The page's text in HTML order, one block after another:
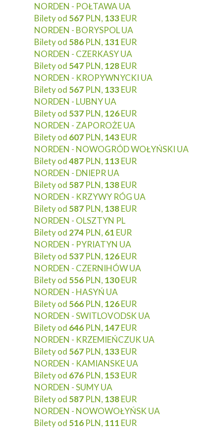
NORDEN - POŁTAWA UA
Bilety od 567 PLN, 133EUR
NORDEN - BORYSPOL UA
Bilety od 586 PLN, 131 EUR
NORDEN - CZERKASY UA
Bilety od 547 PLN, 128EUR
NORDEN - KROPYWNYCKI UA
Bilety od 567 PLN, 133EUR
NORDEN - LUBNY UA
Bilety od 537 PLN, 126EUR
NORDEN - ZAPOROŻE UA
Bilety od 607 PLN, 143EUR
NORDEN - NOWOGRÓD WOŁYŃSKI UA
Bilety od487 PLN, 113EUR
NORDEN - DNIEPR UA
Bilety od 587 PLN, 138EUR
NORDEN - KRZYWY RÓG UA
Bilety od 587 PLN, 138EUR
NORDEN - OLSZTYN PL
Bilety od 274 PLN, 61 EUR
NORDEN - PYRIATYN UA
Bilety od 537 PLN, 126EUR
NORDEN - CZERNIHÓW UA
Bilety od 556 PLN, 130EUR
NORDEN - HASYŃ UA
Bilety od 566 PLN, 126EUR
NORDEN - SWITLOVODSK UA
Bilety od 646 PLN, 147EUR
NORDEN - KRZEMIEŃCZUK UA
Bilety od 567 PLN, 133EUR
NORDEN - KAMIANSKE UA
Bilety od 676 PLN, 153EUR
NORDEN - SUMY UA
Bilety od 587 PLN, 138EUR
NORDEN - NOWOWOŁYŃSK UA
Bilety od 516 PLN, 111 EUR